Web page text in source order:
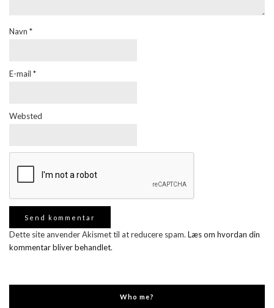
Navn *
E-mail *
Websted
Dette site anvender Akismet til at reducere spam. Læs om hvordan din
kommentar bliver behandlet.
Who me?